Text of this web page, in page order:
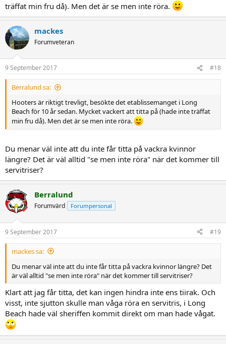
träffat min fru då). Men det är se men inte röra.
mackes
Forumveteran
9 September 2017 #18
Berralund sa:
Hooters är riktigt trevligt, besökte det etablissemanget i Long
Beach för 10 år sedan. Mycket vackert att titta på (hade inte träffat
min fru då). Men det är se men inte röra.
Du menar väl inte att du inte får titta på vackra kvinnor
längre? Det är väl alltid "se men inte röra" när det kommer till
servitriser?
Berralund
Forumvärd Forumpersonal
9 September 2017 #19
mackes sa:
Du menar väl inte att du inte får titta på vackra kvinnor längre? Det
är väl alltid "se men inte röra" när det kommer till servitriser?
Klart att jag får titta, det kan ingen hindra inte ens tiirak. Och
visst, inte sjutton skulle man våga röra en servitris, i Long
Beach hade väl sheriffen kommit direkt om man hade vågat.